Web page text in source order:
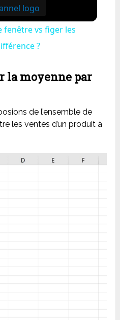
fenêtre vs figer les
?
la moyenne par
de l’ensemble de
les ventes d’un produit à